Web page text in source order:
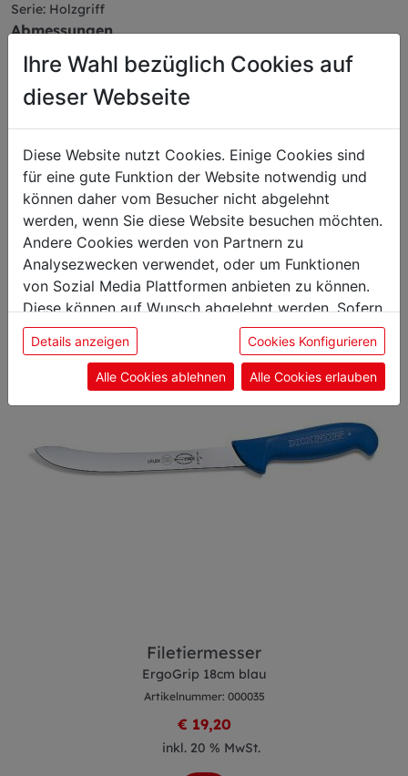
Serie: Holzgriff
Abmessungen
Gewicht: 0,15 kg
Das könnte Sie auch
interessieren
Filetiermesser
ErgoGrip 18cm blau
Artikelnummer: 000035
€ 19,20
inkl. 20 % MwSt.
Ausbeinmesser
Ihre Wahl bezüglich Cookies auf
dieser Webseite
Diese Website nutzt Cookies. Einige Cookies sind
für eine gute Funktion der Website notwendig und
können daher vom Besucher nicht abgelehnt
werden, wenn Sie diese Website besuchen möchten.
Andere Cookies werden von Partnern zu
Analysezwecken verwendet, oder um Funktionen
von Sozial Media Plattformen anbieten zu können.
Diese können auf Wunsch abgelehnt werden. Sofern
sie unsere Webseite weiter nutzen, geben Sie
Einwilligung zu unseren Cookies.
Details anzeigen Cookies Konfigurieren
Alle Cookies ablehnen Alle Cookies erlauben